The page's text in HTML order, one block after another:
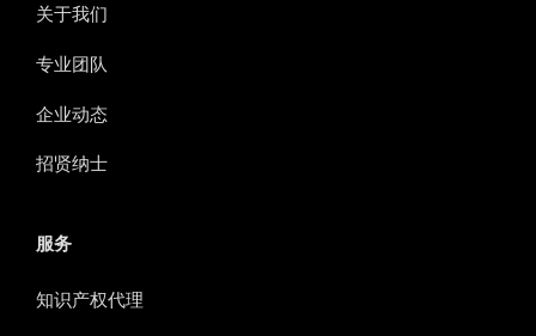
关于我们
专业团队
企业动态
招贤纳士
服务
知识产权代理